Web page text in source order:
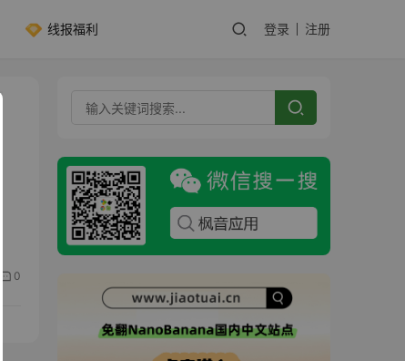
线报福利 登录 注册
0